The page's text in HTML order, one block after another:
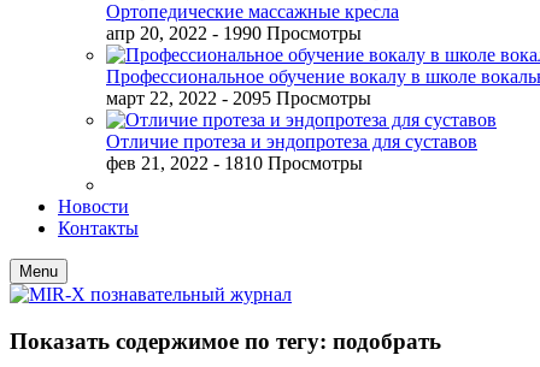
Ортопедические массажные кресла
апр 20, 2022 - 1990 Просмотры
Профессиональное обучение вокалу в школе
март 22, 2022 - 2095 Просмотры
Отличие протеза и эндопротеза для суставов
фев 21, 2022 - 1810 Просмотры
Новости
Контакты
Menu
Показать содержимое по тегу: подобрать